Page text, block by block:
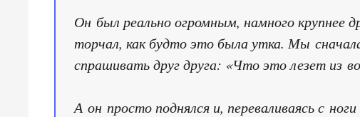
Он был реально огромным, намного крупнее
торчал, как будто это была утка. Мы
спрашивать друг друга: «Что это лезет из
А он просто поднялся и, переваливаясь с